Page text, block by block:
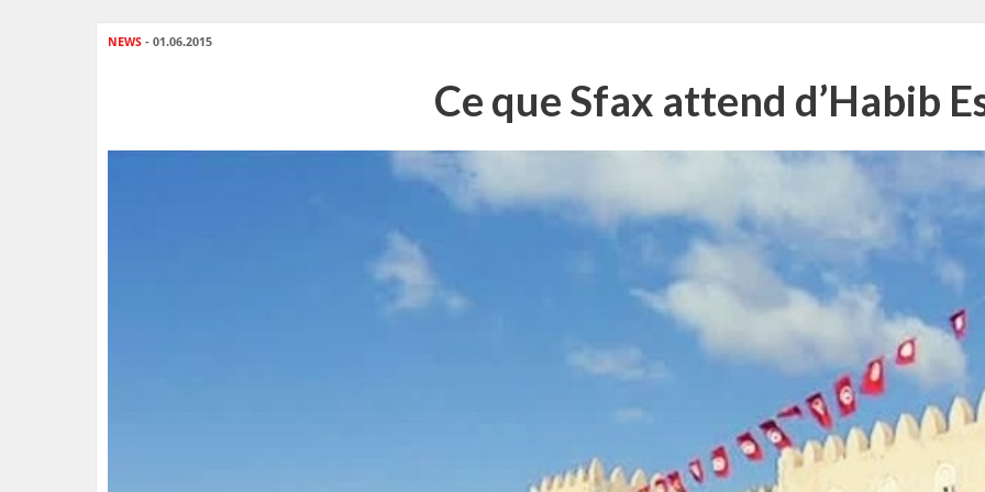
NEWS - 01.06.2015
Ce que Sfax attend d’Habib